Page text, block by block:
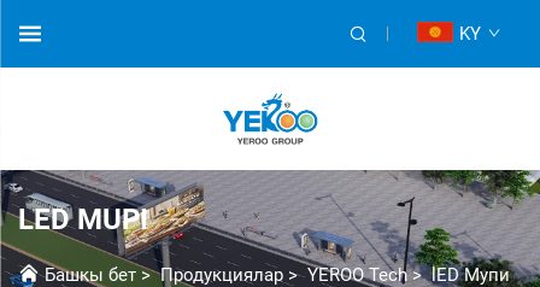
KY
LED MUPI
Башкы бет >Продукциялар >YEROO Tech>lED Мупи